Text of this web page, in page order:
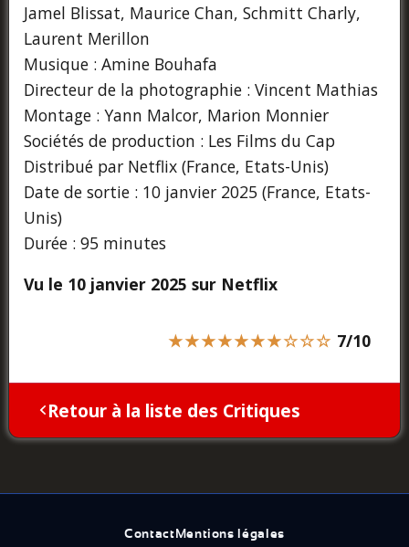
Jamel Blissat, Maurice Chan, Schmitt Charly,
Laurent Merillon
Musique : Amine Bouhafa
Directeur de la photographie : Vincent Mathias
Montage : Yann Malcor, Marion Monnier
Sociétés de production : Les Films du Cap
Distribué par Netflix (France, Etats-Unis)
Date de sortie : 10 janvier 2025 (France, Etats-
Unis)
Durée : 95 minutes
Vu le 10 janvier 2025 sur Netflix
★★★★★★★☆☆☆ 7/10
Retour à la liste des Critiques
Contact Mentions légales